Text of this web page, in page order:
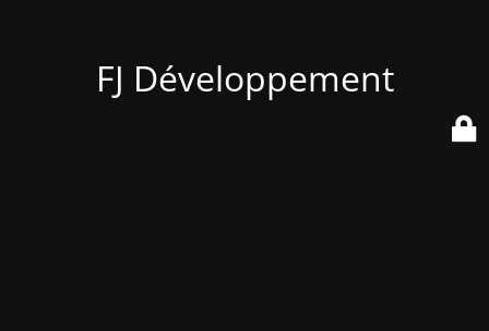
FJ Développement